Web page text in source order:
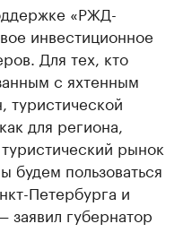
«РЖД-
инвестиционное
Для тех, кто
с яхтенным
туристической
для региона,
рынок
пользоваться
Петербурга и
заявил губернатор